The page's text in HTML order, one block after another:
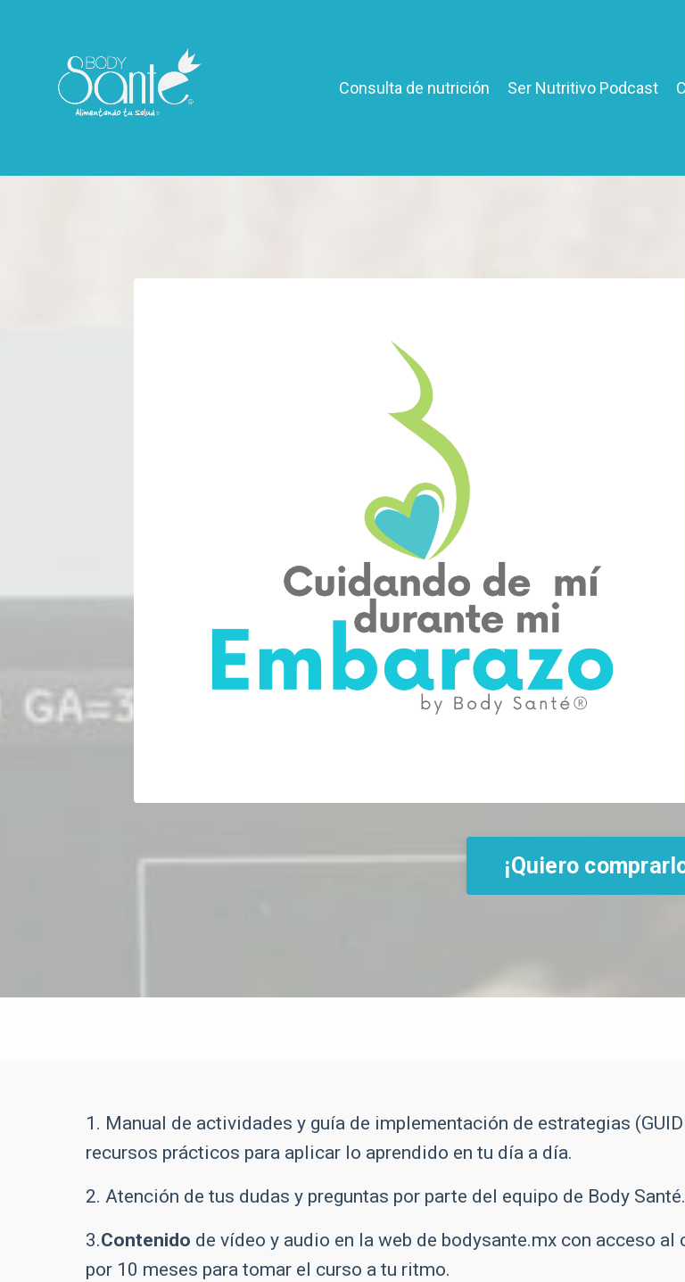
Consulta de nutrición Ser Nutritivo Podcast
¡Quiero
1. Manual de actividades y guía de implementación de estrategias
recursos prácticos para aplicar lo aprendido en tu día a día.
2. Atención de tus dudas y preguntas por parte del equipo de Body Santé.
3.Contenido de vídeo y audio en la web de bodysante.mx con acceso al
por 10 meses para tomar el curso a tu ritmo.